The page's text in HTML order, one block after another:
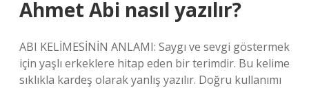
Ahmet Abi nasıl yazılır?
ABI KELİMESİNİN ANLAMI: Saygı ve sevgi göstermek
için yaşlı erkeklere hitap eden bir terimdir. Bu kelime
sıklıkla kardeş olarak yanlış yazılır. Doğru kullanımı